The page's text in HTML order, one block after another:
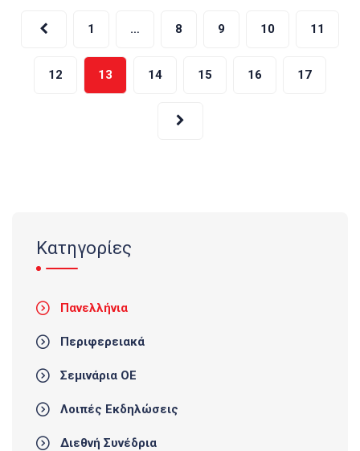
Σελιδοποίηση
άρθρων
1 … 8 9 10 11
12 13 14 15 16 17
Κατηγορίες
Πανελλήνια
Περιφερειακά
Σεμινάρια ΟΕ
Λοιπές Εκδηλώσεις
Διεθνή Συνέδρια